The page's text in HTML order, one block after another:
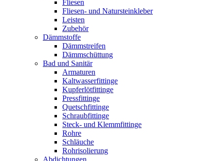
Fliesen
Fliesen- und Natursteinkleber
Leisten
Zubehör
Dämmstoffe
Dämmstreifen
Dämmschüttung
Bad und Sanitär
Armaturen
Kaltwasserfittinge
Kupferlötfittinge
Pressfittinge
Quetschfittinge
Schraubfittinge
Steck- und Klemmfittinge
Rohre
Schläuche
Rohrisolierung
Abdichtungen